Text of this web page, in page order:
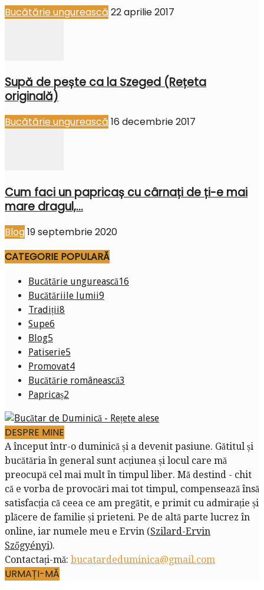
Bucătărie ungurească 22 aprilie 2017
Supă de pește ca la Szeged (Rețeta
originală)
Bucătărie ungurească 16 decembrie 2017
Cum faci un papricaș cu cârnați de ți-e mai
mare dragul,...
Blog19 septembrie 2020
CATEGORIE POPULARĂ
Bucătărie ungurească16
Bucătăriile lumii9
Tradiții8
Supe6
Blog5
Patiserie5
Promovat4
Bucătărie românească3
Papricaș2
DESPRE MINE
A început într-o duminică și a devenit pasiune. Gătitul și
bucătăria în general sunt acțiunea și locul care mă
preocupă cel mai mult în timpul liber. Mă destind - chit
că e vorba de provocări mai tot timpul, compensează însă
satisfacția că ceea ce am pregătit, e primit cu admirație și
plăcere de familie și prieteni. Pe de altă parte lucrez în
online, iar numele meu e Ervin (Szilard-Ervin
Szőgyényi).
Contactați-mă: bucatardeduminica@gmail.com
URMAȚI-MĂ